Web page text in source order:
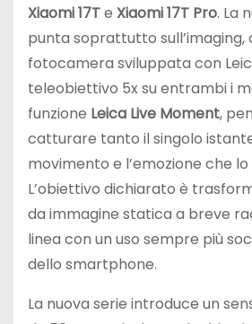
Xiaomi 17Te Xiaomi 17T Pro. La
punta soprattutto sull’imaging,
fotocamera sviluppata con
teleobiettivo 5x su entrambi i
funzione Leica Live Moment,
catturare tanto il singolo
movimento e l’emozione che
L’obiettivo dichiarato è
da immagine statica a breve
linea con un uso sempre più
dello smartphone.
La nuova serie introduce un